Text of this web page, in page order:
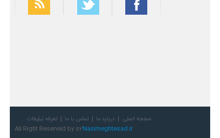
تعرفه تبلیغات تماس با ما درباره ما
صفحه اصلی
All Right Reserved by s2Nasimeghtesad.ir